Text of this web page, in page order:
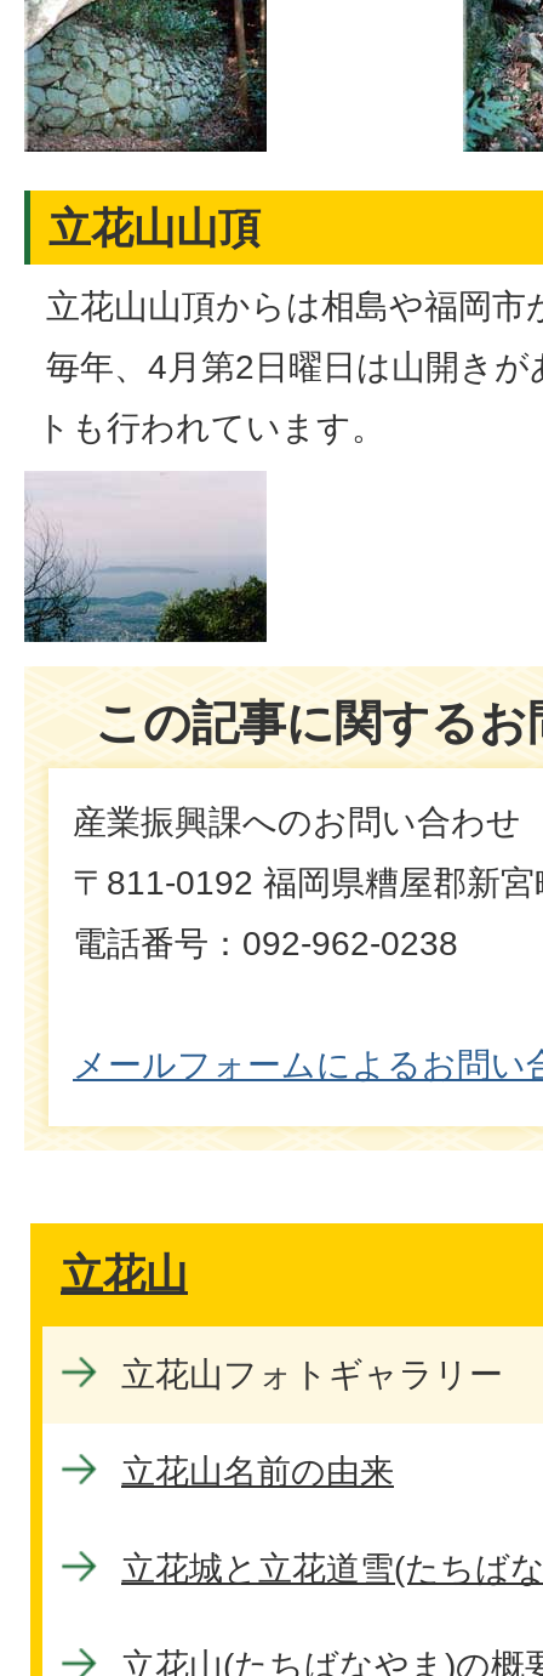
立花山山頂
立花山山頂からは相島や福岡市
毎年、4月第2日曜日は山開き
トも行われています。
この記事に関する
産業振興課へのお問い合わせ
〒811-0192 福岡県糟屋郡新
電話番号：092-962-0238
メールフォームによるお問い
立花山
立花山フォトギャラリー
立花山名前の由来
立花城と立花道雪(たちば
立花山(たちばなやま)の概